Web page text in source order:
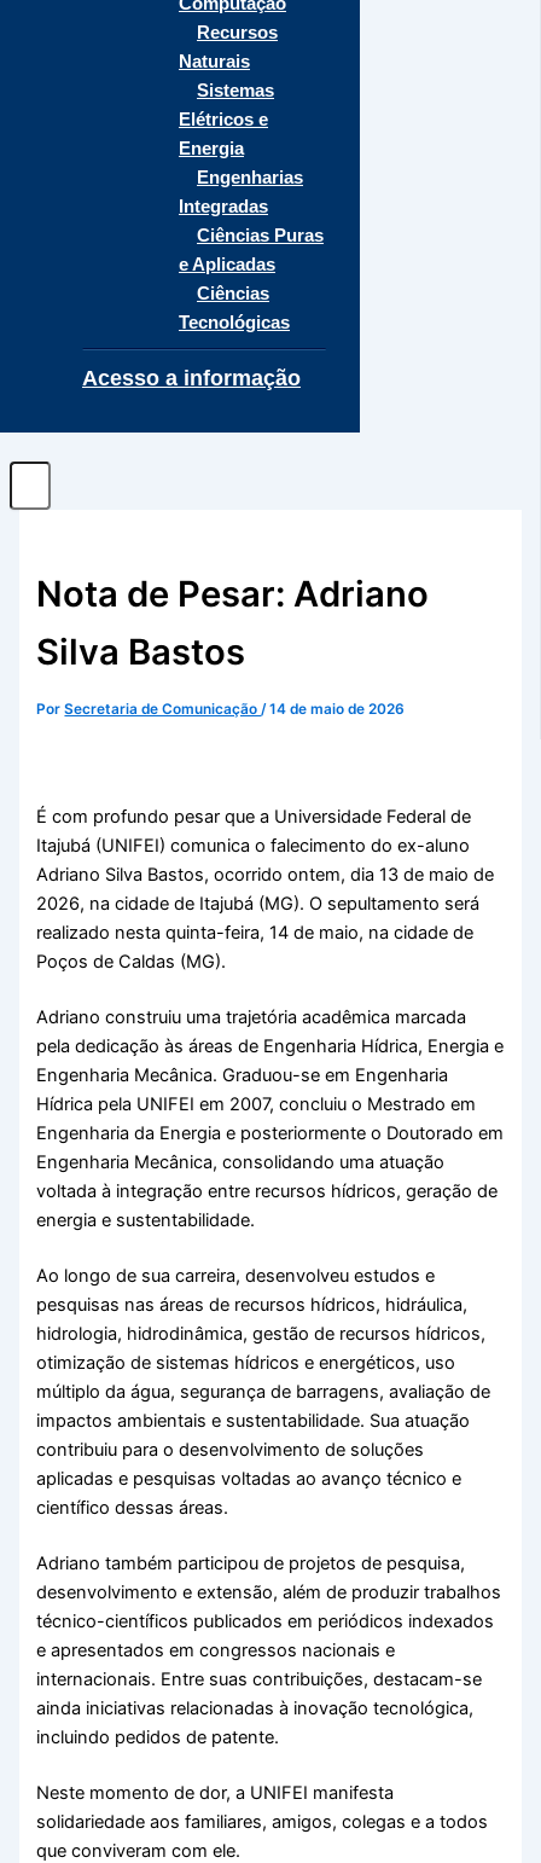
Recursos
Naturais
Sistemas
Elétricos e
Energia
Engenharias
Integradas
Ciências Puras
e Aplicadas
Ciências
Tecnológicas
Acesso a informação
Nota de Pesar: Adriano
Silva Bastos
PorSecretaria de Comunicação/14 de maio de 2026
É com profundo pesar que a Universidade Federal de
Itajubá (UNIFEI) comunica o falecimento do ex-aluno
Adriano Silva Bastos, ocorrido ontem, dia 13 de maio de
2026, na cidade de Itajubá (MG). O sepultamento será
realizado nesta quinta-feira, 14 de maio, na cidade de
Poços de Caldas (MG).
Adriano construiu uma trajetória acadêmica marcada
pela dedicação às áreas de Engenharia Hídrica, Energia e
Engenharia Mecânica. Graduou-se em Engenharia
Hídrica pela UNIFEI em 2007, concluiu o Mestrado em
Engenharia da Energia e posteriormente o Doutorado em
Engenharia Mecânica, consolidando uma atuação
voltada à integração entre recursos hídricos, geração de
energia e sustentabilidade.
Ao longo de sua carreira, desenvolveu estudos e
pesquisas nas áreas de recursos hídricos, hidráulica,
hidrologia, hidrodinâmica, gestão de recursos hídricos,
otimização de sistemas hídricos e energéticos, uso
múltiplo da água, segurança de barragens, avaliação de
impactos ambientais e sustentabilidade. Sua atuação
contribuiu para o desenvolvimento de soluções
aplicadas e pesquisas voltadas ao avanço técnico e
científico dessas áreas.
Adriano também participou de projetos de pesquisa,
desenvolvimento e extensão, além de produzir trabalhos
técnico-científicos publicados em periódicos indexados
e apresentados em congressos nacionais e
internacionais. Entre suas contribuições, destacam-se
ainda iniciativas relacionadas à inovação tecnológica,
incluindo pedidos de patente.
Neste momento de dor, a UNIFEI manifesta
solidariedade aos familiares, amigos, colegas e a todos
que conviveram com ele.